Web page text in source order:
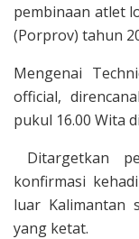
pembinaan atlet
(Porprov) tahun
​Mengenai
official,
pukul 16.00 Wita
Ditargetkan
konfirmasi
luar Kalimantan
yang ketat.